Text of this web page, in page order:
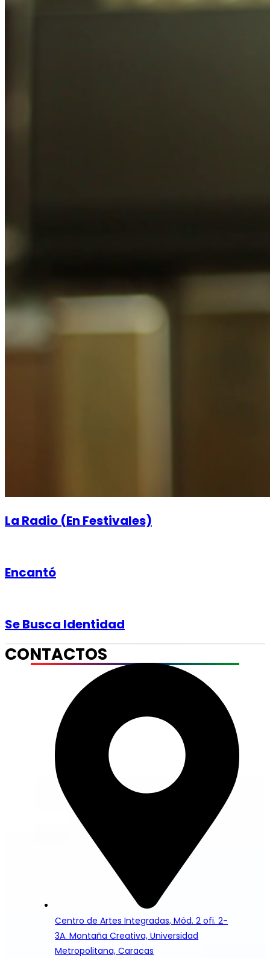
La Radio (En Festivales)
Encantó
Se Busca Identidad
CONTACTOS
Centro de Artes Integradas, Mód. 2 ofi. 2-
3A. Montaña Creativa, Universidad
Metropolitana, Caracas